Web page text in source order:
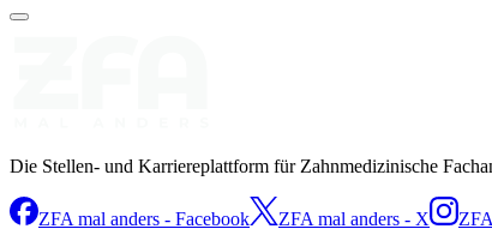
Die Stellen- und Karriereplattform für Zahnmedizinische
ZFA mal anders - Facebook ZFA mal anders - X